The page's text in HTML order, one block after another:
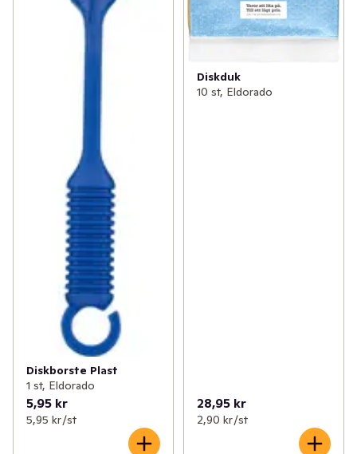
Diskborste Plast
1 st, Eldorado
5,95 kr
5,95 kr /st
Diskduk
10 st, Eldorado
28,95 kr
2,90 kr /st